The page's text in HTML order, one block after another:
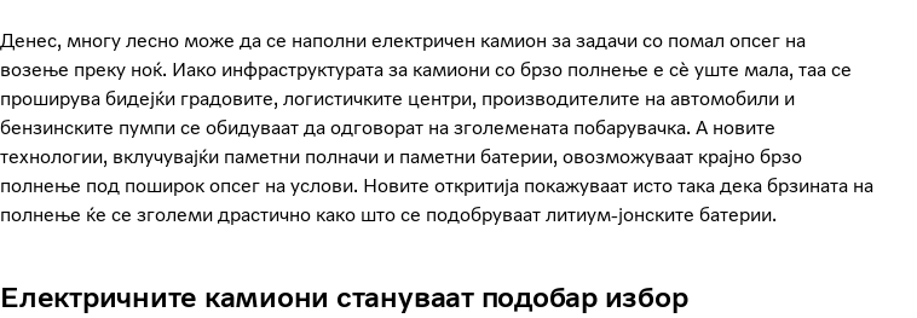
Денес, многу лесно може да се наполни електричен камион за задачи со помал опсег на
возење преку ноќ. Иако инфраструктурата за камиони со брзо полнење е сè уште мала, таа се
проширува бидејќи градовите, логистичките центри, производителите на автомобили и
бензинските пумпи се обидуваат да одговорат на зголемената побарувачка. А новите
технологии, вклучувајќи паметни полначи и паметни батерии, овозможуваат крајно брзо
полнење под поширок опсег на услови. Новите откритија покажуваат исто така дека брзината на
полнење ќе се зголеми драстично како што се подобруваат литиум-јонските батерии.
Електричните камиони стануваат подобар избор